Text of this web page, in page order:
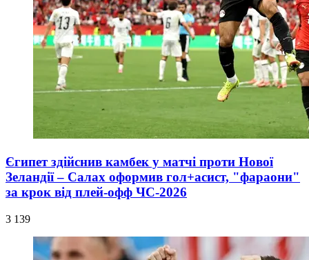
Єгипет здійснив камбек у матчі проти Нової
Зеландії – Салах оформив гол+асист, "фараони"
за крок від плей-офф ЧС-2026
3 139